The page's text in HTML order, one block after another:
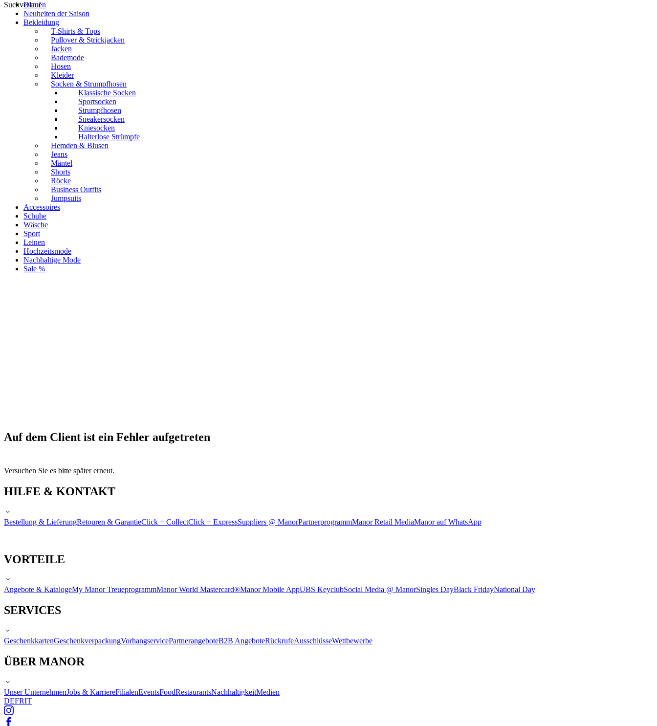
Suchverlauf
Damen
Neuheiten der Saison
Bekleidung
T-Shirts & Tops
Pullover & Strickjacken
Jacken
Bademode
Hosen
Kleider
Socken & Strumpfhosen
Klassische Socken
Sportsocken
Strumpfhosen
Sneakersocken
Kniesocken
Halterlose Strümpfe
Hemden & Blusen
Jeans
Mäntel
Shorts
Röcke
Business Outfits
Jumpsuits
Accessoires
Schuhe
Wäsche
Sport
Leinen
Hochzeitsmode
Nachhaltige Mode
Sale %
Auf dem Client ist ein Fehler aufgetreten
Versuchen Sie es bitte später erneut.
HILFE & KONTAKT
Bestellung & LieferungRetouren & GarantieClick + CollectClick + ExpressSuppliers @ ManorPartnerprogrammManor Retail MediaManor auf WhatsApp
VORTEILE
Angebote & KatalogeMy Manor TreueprogrammManor World Mastercard®Manor Mobile AppUBS KeyclubSocial Media @ ManorSingles DayBlack FridayNational Day
SERVICES
GeschenkkartenGeschenkverpackungVorhangservicePartnerangeboteB2B AngeboteRückrufeAusschlüsseWettbewerbe
ÜBER MANOR
Unser UnternehmenJobs & KarriereFilialenEventsFoodRestaurantsNachhaltigkeitMedien
DEFRIT